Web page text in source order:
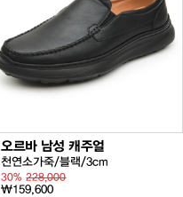
오르바 남성 캐주얼
천연소가죽/블랙/3cm
30%228,000
₩159,600